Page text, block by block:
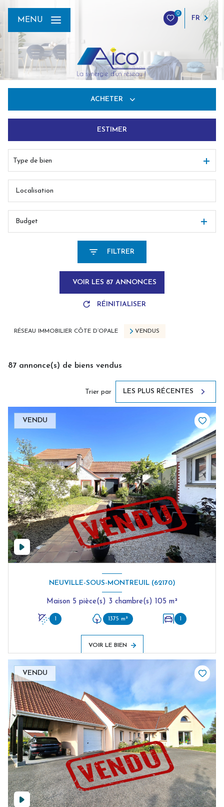
0
FR
MENU
ACHETER
De l'immo pro
ESTIMER
Type de bien
Budget
FILTRER
VOIR LES 87 ANNONCES
RÉINITIALISER
RÉSEAU IMMOBILIER CÔTE D’OPALE VENDUS
87 annonce(s) de biens vendus
Trier par LES PLUS RÉCENTES
VENDU
NEUVILLE-SOUS-MONTREUIL (62170)
Maison 5 pièce(s) 3 chambre(s) 105 m²
1375 m²
VOIR LE BIEN
VENDU